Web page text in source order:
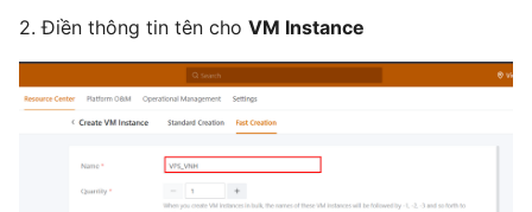
2. Điền thông tin tên cho VM Instance